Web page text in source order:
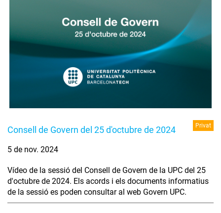
Consell de Govern del 25 d'octubre de 2024 Privat
5 de nov. 2024
Vídeo de la sessió del Consell de Govern de la UPC del 25
d'octubre de 2024. Els acords i els documents informatius
de la sessió es poden consultar al web Govern UPC.